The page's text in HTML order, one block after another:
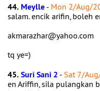
44. Meylle - Mon 2/Aug/
salam. encik arifin, boleh
akmarazhar@yahoo.com
tq ye=)
45.Suri Sani 2 - Sat 7/
en Ariffin, sila pulangkan